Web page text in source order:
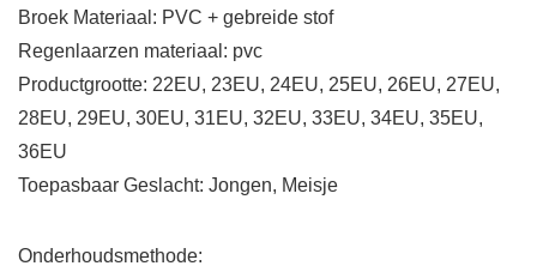
Broek Materiaal: PVC + gebreide stof
Regenlaarzen materiaal: pvc
Productgrootte: 22EU, 23EU, 24EU, 25EU, 26EU, 27EU,
28EU, 29EU, 30EU, 31EU, 32EU, 33EU, 34EU, 35EU,
36EU
Toepasbaar Geslacht: Jongen, Meisje
Onderhoudsmethode: